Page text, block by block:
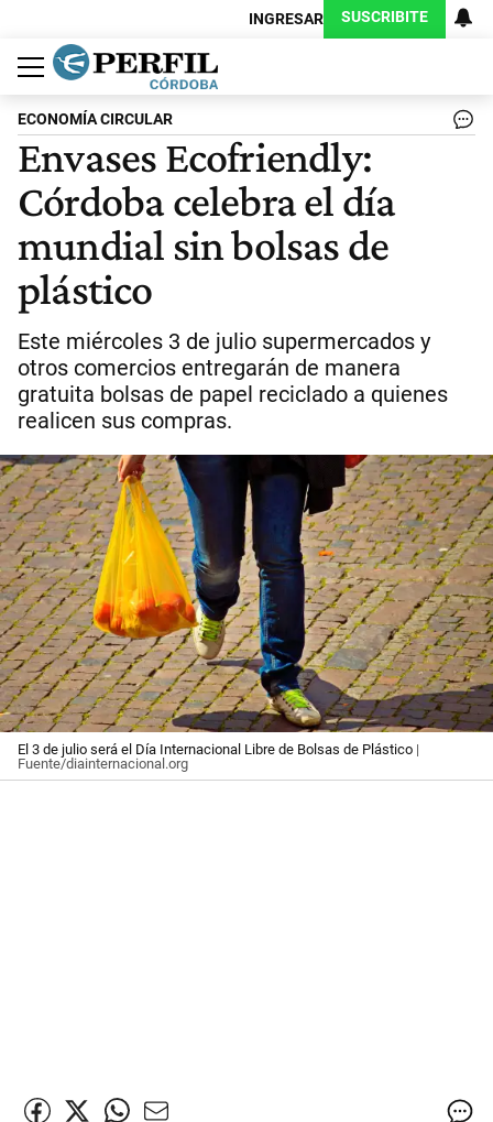
INGRESAR SUSCRIBITE
Política
Economía
Judiciales
Sociedad
Cultura
Espectáculos
Deportes
Protagonistas
ECONOMÍA CIRCULAR
Envases Ecofriendly:
Córdoba celebra el día
mundial sin bolsas de
plástico
Este miércoles 3 de julio supermercados y
otros comercios entregarán de manera
gratuita bolsas de papel reciclado a quienes
realicen sus compras.
El 3 de julio será el Día Internacional Libre de Bolsas de Plástico |
Fuente/diainternacional.org